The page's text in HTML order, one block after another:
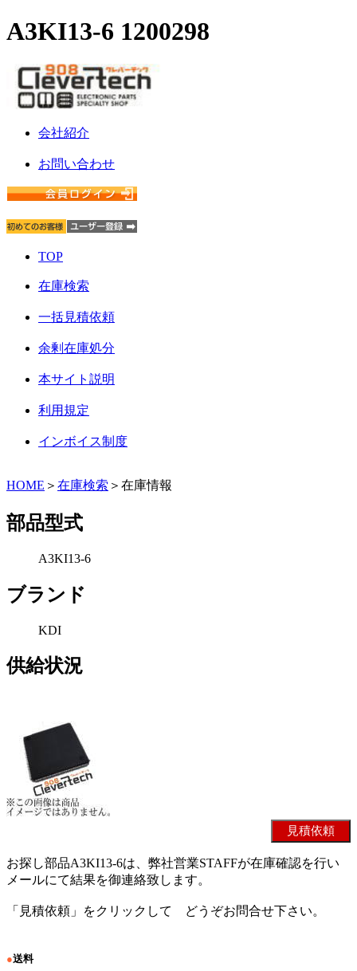
A3KI13-6 1200298
会社紹介
お問い合わせ
TOP
在庫検索
一括見積依頼
余剰在庫処分
本サイト説明
利用規定
インボイス制度
HOME ＞ 在庫検索 ＞在庫情報
部品型式
A3KI13-6
ブランド
KDI
供給状況
お探し部品A3KI13-6は、弊社営業STAFFが在庫確認を行い
メールにて結果を御連絡致します。
「見積依頼」をクリックして どうぞお問合せ下さい。
●送料